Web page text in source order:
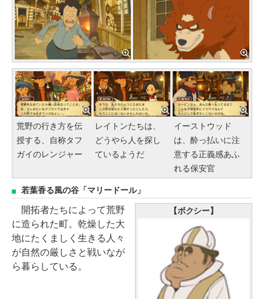
荒野の行き方を伝
授する、自称タフ
ガイのレンジャー
レイトンたちは、
どうやら人を探し
ているようだ
イーストウッド
は、酔っ払いに注
意する正義感あふ
れる保安官
若葉香る風の谷「マリードール」
【ボクシー】
開拓者たちによって荒野
に造られた町。乾燥した大
地にたくましく生きる人々
が自然の厳しさと戦いなが
ら暮らしている。